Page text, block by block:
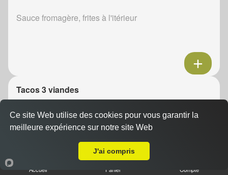
Sauce fromagère, frites à l'itérieur
Tacos 3 viandes
11.00 €
Sauce fromagère, frites à l'itérieur
Accueil Panier Compte
Ce site Web utilise des cookies pour vous garantir la
meilleure expérience sur notre site Web
J'ai compris